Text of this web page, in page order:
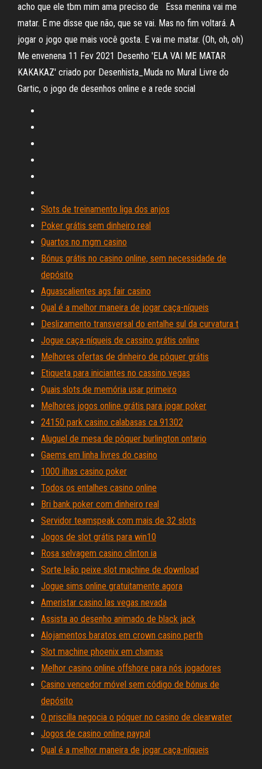
acho que ele tbm mim ama preciso de Essa menina vai me
matar. E me disse que não, que se vai. Mas no fim voltará. A
jogar o jogo que mais você gosta. E vai me matar. (Oh, oh, oh)
Me envenena 11 Fev 2021 Desenho 'ELA VAI ME MATAR
KAKAKAZ' criado por Desenhista_Muda no Mural Livre do
Gartic, o jogo de desenhos online e a rede social
Slots de treinamento liga dos anjos
Poker grátis sem dinheiro real
Quartos no mgm casino
Bónus grátis no casino online, sem necessidade de
depósito
Aguascalientes ags fair casino
Qual é a melhor maneira de jogar caça-níqueis
Deslizamento transversal do entalhe sul da curvatura t
Jogue caça-níqueis de cassino grátis online
Melhores ofertas de dinheiro de pôquer grátis
Etiqueta para iniciantes no cassino vegas
Quais slots de memória usar primeiro
Melhores jogos online grátis para jogar poker
24150 park casino calabasas ca 91302
Aluguel de mesa de pôquer burlington ontario
Gaems em linha livres do casino
1000 ilhas casino poker
Todos os entalhes casino online
Bri bank poker com dinheiro real
Servidor teamspeak com mais de 32 slots
Jogos de slot grátis para win10
Rosa selvagem casino clinton ia
Sorte leão peixe slot machine de download
Jogue sims online gratuitamente agora
Ameristar casino las vegas nevada
Assista ao desenho animado de black jack
Alojamentos baratos em crown casino perth
Slot machine phoenix em chamas
Melhor casino online offshore para nós jogadores
Casino vencedor móvel sem código de bónus de
depósito
O priscilla negocia o póquer no casino de clearwater
Jogos de casino online paypal
Qual é a melhor maneira de jogar caça-níqueis